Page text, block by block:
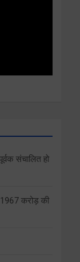
संचालित हो
करोड़ की